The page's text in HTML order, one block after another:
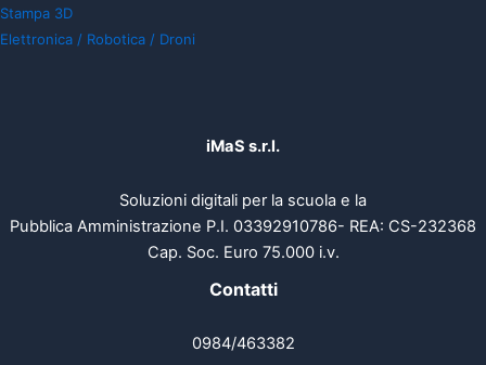
Stampa 3D
Elettronica / Robotica / Droni
iMaS s.r.l.
Soluzioni digitali per la scuola e la
Pubblica Amministrazione P.I. 03392910786- REA: CS-232368
Cap. Soc. Euro 75.000 i.v.
Contatti
0984/463382